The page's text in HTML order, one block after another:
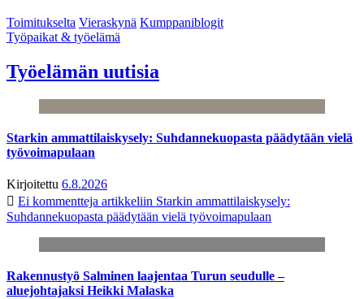
Toimitukselta Vieraskynä Kumppaniblogit
Työpaikat & työelämä
Työelämän uutisia
Starkin ammattilaiskysely: Suhdannekuopasta päädytään vielä
työvoimapulaan
Kirjoitettu 6.8.2026
Ei kommentteja artikkeliin Starkin ammattilaiskysely:
Suhdannekuopasta päädytään vielä työvoimapulaan
Rakennustyö Salminen laajentaa Turun seudulle –
aluejohtajaksi Heikki Malaska